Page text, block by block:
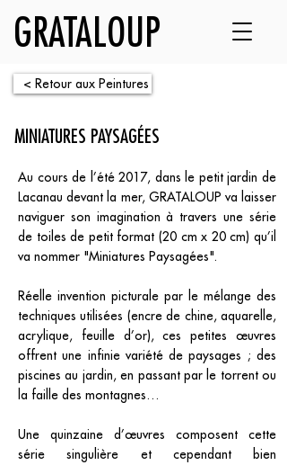
GRATALOUP
< Retour aux Peintures
MINIATURES PAYSAGÉES
Au cours de l’été 2017, dans le petit jardin de
Lacanau devant la mer, GRATALOUP va laisser
naviguer son imagination à travers une série
de toiles de petit format (20 cm x 20 cm) qu’il
va nommer "Miniatures Paysagées".
Réelle invention picturale par le mélange des
techniques utilisées (encre de chine, aquarelle,
acrylique, feuille d’or), ces petites œuvres
offrent une infinie variété de paysages ; des
piscines au jardin, en passant par le torrent ou
la faille des montagnes…
Une quinzaine d’œuvres composent cette
série singulière et cependant bien